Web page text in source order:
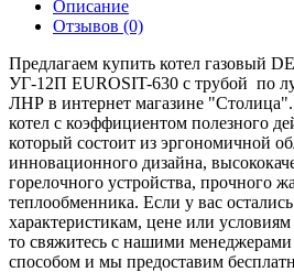
Описание
Отзывов (0)
Предлагаем купить котел газовый
УГ-12П EUROSIT-630 с трубой по
ЛНР в интернет магазине
котел с коэффициентом полезного
который состоит из эргономичной
инновационного дизайна,
горелочного устройства, прочного
теплообменника. Если у вас
характеристикам, цене или условиям
то свяжитесь с нашими
способом и мы предоставим